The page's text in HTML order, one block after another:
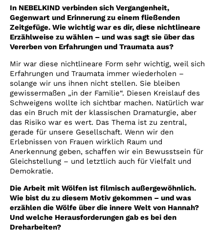
In NEBELKIND verbinden sich Vergangenheit,
Gegenwart und Erinnerung zu einem fließenden
Zeitgefüge. Wie wichtig war es dir, diese nichtlineare
Erzählweise zu wählen – und was sagt sie über das
Vererben von Erfahrungen und Traumata aus?
Mir war diese nichtlineare Form sehr wichtig, weil sich
Erfahrungen und Traumata immer wiederholen –
solange wir uns ihnen nicht stellen. Sie bleiben
gewissermaßen „in der Familie“. Diesen Kreislauf des
Schweigens wollte ich sichtbar machen. Natürlich war
das ein Bruch mit der klassischen Dramaturgie, aber
das Risiko war es wert. Das Thema ist zu zentral,
gerade für unsere Gesellschaft. Wenn wir den
Erlebnissen von Frauen wirklich Raum und
Anerkennung geben, schaffen wir ein Bewusstsein für
Gleichstellung – und letztlich auch für Vielfalt und
Demokratie.
Die Arbeit mit Wölfen ist filmisch außergewöhnlich.
Wie bist du zu diesem Motiv gekommen – und was
erzählen die Wölfe über die innere Welt von Hannah?
Und welche Herausforderungen gab es bei den
Dreharbeiten?